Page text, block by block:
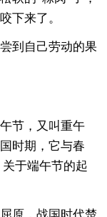
下来了。
到自己劳动的果
节，又叫重午
时期，它与春
于端午节的起